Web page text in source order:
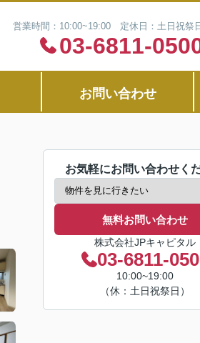
営業時間：10:00~19:00 定休日：土日祝祭
03-6811-
お問い合わせ
お気軽にお問い合わせく
無料お問い合わせ
株式会社JPキャピタル
03-6811-
10:00~19:00
（休：土日祝祭日）